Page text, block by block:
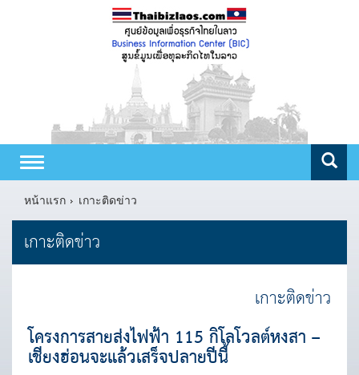
Toggle
navigation
หน้าแรก
เกาะติดข่าว
เกาะติดข่าว
เกาะติดข่าว
โครงการสายส่งไฟฟ้า 115 กิโลโวลต์หงสา –
เชียงฮ่อนจะแล้วเสร็จปลายปีนี้